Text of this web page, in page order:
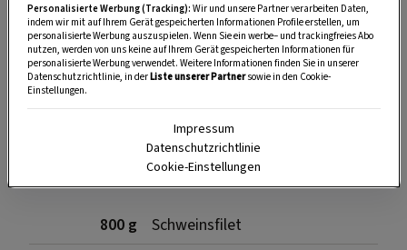
SPEICHERN DRUCKEN
Zutaten
800 g
Schweinsfilet
Personalisierte Werbung (Tracking): Wir und unsere Partner verarbeiten Daten,
indem wir mit auf Ihrem Gerät gespeicherten Informationen Profile erstellen, um
personalisierte Werbung auszuspielen. Wenn Sie ein werbe– und trackingfreies Abo
nutzen, werden von uns keine auf Ihrem Gerät gespeicherten Informationen für
personalisierte Werbung verwendet. Weitere Informationen finden Sie in unserer
Datenschutzrichtlinie, in derListe unserer Partnersowie in den Cookie-
Einstellungen.
Impressum
Datenschutzrichtlinie
Cookie-Einstellungen